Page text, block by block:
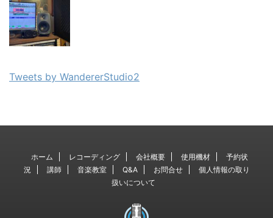
Tweets by WandererStudio2
ホーム レコーディング 会社概要 使用機材
予約状
況
講師 音楽教室 Q&A お問合せ
個人情報の取り
扱いについて